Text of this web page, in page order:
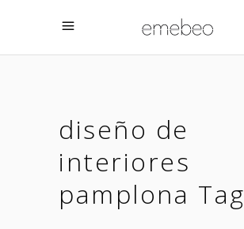
diseño de
interiores
pamplona Tag